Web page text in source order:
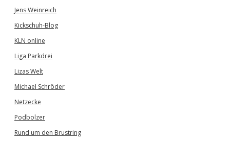
Jens Weinreich
Kickschuh-Blog
KLN online
Liga Parkdrei
Lizas Welt
Michael Schröder
Netzecke
Podbolzer
Rund um den Brustring